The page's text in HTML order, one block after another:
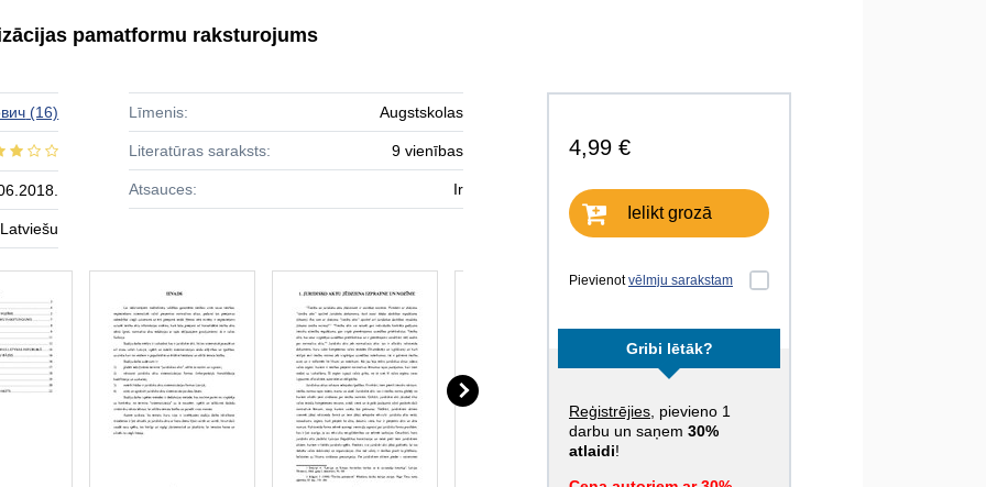
pamatformu raksturojums
4,99 €
Ielikt grozā
Pievienotvēlmju sarakstam
Gribi lētāk?
Reģistrējies , pievieno 1
darbu un saņem 30%
atlaidi!
(16)
Latviešu
Līmenis: Augstskolas
Literatūras saraksts: 9 vienības
Atsauces: Ir